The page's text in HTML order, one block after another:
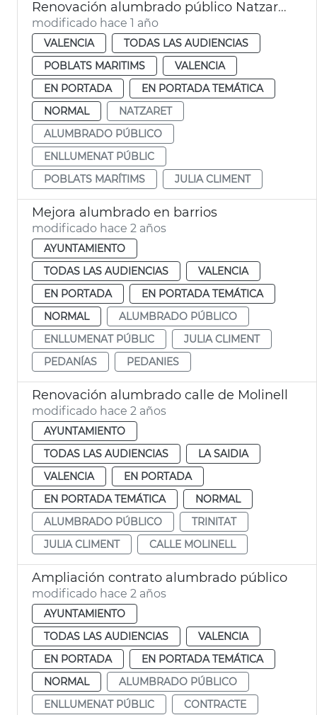
Renovación alumbrado público Natzaret
modificado hace 1 año
VALENCIA
TODAS LAS AUDIENCIAS
POBLATS MARITIMS
VALENCIA
EN PORTADA
EN PORTADA TEMÁTICA
NORMAL
NATZARET
ALUMBRADO PÚBLICO
ENLLUMENAT PÚBLIC
POBLATS MARÍTIMS
JULIA CLIMENT
Mejora alumbrado en barrios
modificado hace 2 años
AYUNTAMIENTO
TODAS LAS AUDIENCIAS
VALENCIA
EN PORTADA
EN PORTADA TEMÁTICA
NORMAL
ALUMBRADO PÚBLICO
ENLLUMENAT PÚBLIC
JULIA CLIMENT
PEDANÍAS
PEDANIES
Renovación alumbrado calle de Molinell
modificado hace 2 años
AYUNTAMIENTO
TODAS LAS AUDIENCIAS
LA SAIDIA
VALENCIA
EN PORTADA
EN PORTADA TEMÁTICA
NORMAL
ALUMBRADO PÚBLICO
TRINITAT
JULIA CLIMENT
CALLE MOLINELL
Ampliación contrato alumbrado público
modificado hace 2 años
AYUNTAMIENTO
TODAS LAS AUDIENCIAS
VALENCIA
EN PORTADA
EN PORTADA TEMÁTICA
NORMAL
ALUMBRADO PÚBLICO
ENLLUMENAT PÚBLIC
CONTRACTE